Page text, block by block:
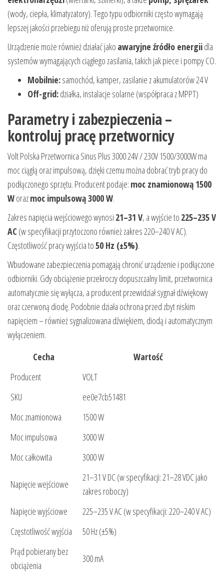
(wody, ciepła, klimatyzatory). Tego typu odbiorniki często wymagają
lepszej jakości przebiegu niż oferują proste przetwornice.
Urządzenie może również działać jako awaryjne źródło energiidla
systemów wymagających ciągłego zasilania, takich jak piece i pompy CO.
Mobilnie:samochód, kamper, zasilanie z akumulatorów 24 V
Off-grid:działka, instalacje solarne (współpraca z MPPT)
Parametry i zabezpieczenia –
kontroluj pracę przetwornicy
Volt Polska Przetwornica Sinus Plus 3000 24V / 230V 1500/3000W ma
moc ciągłą oraz impulsową, dzięki czemu można dobrać tryb pracy do
podłączonego sprzętu. Producent podaje: moc znamionową 1500
Worazmoc impulsową 3000 W.
Zakres napięcia wejściowego wynosi 21–31 V, a wyjście to 225–235 V
AC (w specyfikacji przytoczono również zakres 220–240 V AC).
Częstotliwość pracy wyjścia to50 Hz (±5%).
Wbudowane zabezpieczenia pomagają chronić urządzenie i podłączone
odbiorniki. Gdy obciążenie przekroczy dopuszczalny limit, przetwornica
automatycznie się wyłącza, a producent przewidział sygnał dźwiękowy
oraz czerwoną diodę. Podobnie działa ochrona przed zbyt niskim
napięciem – również sygnalizowana dźwiękiem, diodą i automatycznym
wyłączeniem.
Cecha
Wartość
Producent
VOLT
SKU
ee0e7cb51481
Moc znamionowa
1500 W
Moc impulsowa
3000 W
Moc całkowita
3000 W
Napięcie wejściowe
21–31 V DC (w specyfikacji: 21–28 VDC jako
zakres roboczy)
Napięcie wyjściowe
225–235 V AC (w specyfikacji: 220–240 V AC)
Częstotliwość wyjścia
50 Hz (±5%)
Prąd pobierany bez
obciążenia
300 mA